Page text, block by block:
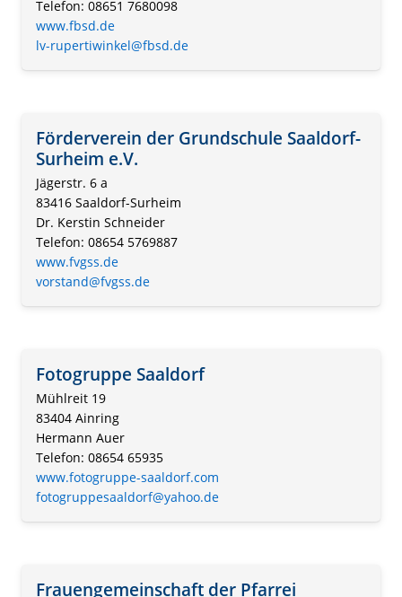
Telefon: 08651 7680098
www.fbsd.de
lv-rupertiwinkel@fbsd.de
Förderverein der Grundschule Saaldorf-
Surheim e.V.
Jägerstr. 6 a
83416 Saaldorf-Surheim
Dr. Kerstin Schneider
Telefon: 08654 5769887
www.fvgss.de
vorstand@fvgss.de
Fotogruppe Saaldorf
Mühlreit 19
83404 Ainring
Hermann Auer
Telefon: 08654 65935
www.fotogruppe-saaldorf.com
fotogruppesaaldorf@yahoo.de
Frauengemeinschaft der Pfarrei